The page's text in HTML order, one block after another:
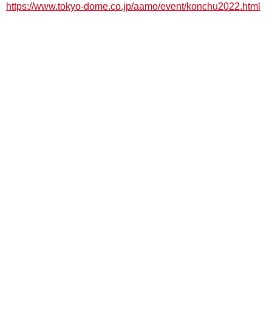
https://www.tokyo-dome.co.jp/aamo/event/konchu2022.html